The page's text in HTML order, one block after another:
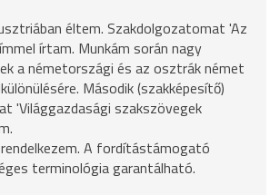
éltem. Szakdolgozatomat 'Az
írtam. Munkám során nagy
a németországi és az osztrák német
Második (szakképesítő)
'Világgazdasági szakszövegek
rendelkezem. A fordítástámogató
terminológia garantálható.